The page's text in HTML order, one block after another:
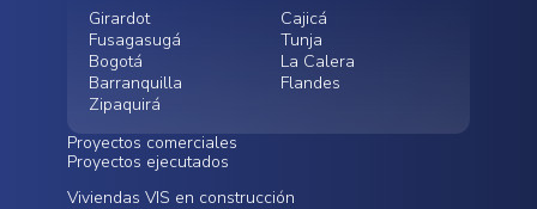
Noticias
Girardot
Cajicá
Fusagasugá
Tunja
Bogotá
La Calera
Barranquilla
Flandes
Zipaquirá
Proyectos comerciales
Proyectos ejecutados
Conoce nuestros
Viviendas VIS en construcción